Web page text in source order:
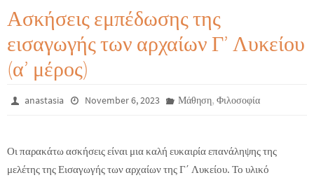
Ασκήσεις εμπέδωσης της
εισαγωγής των αρχαίων Γ’ Λυκείου
(α’ μέρος)
anastasia November 6, 2023 Μάθηση, Φιλοσοφία
Οι παρακάτω ασκήσεις είναι μια καλή ευκαιρία επανάληψης της
μελέτης της Εισαγωγής των αρχαίων της Γ΄ Λυκείου. Το υλικό